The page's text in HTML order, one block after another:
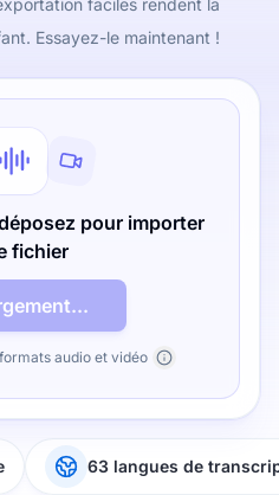
faciles rendent la
Essayez-le maintenant !
pour importer
fichier
audio et vidéo
63 langues de